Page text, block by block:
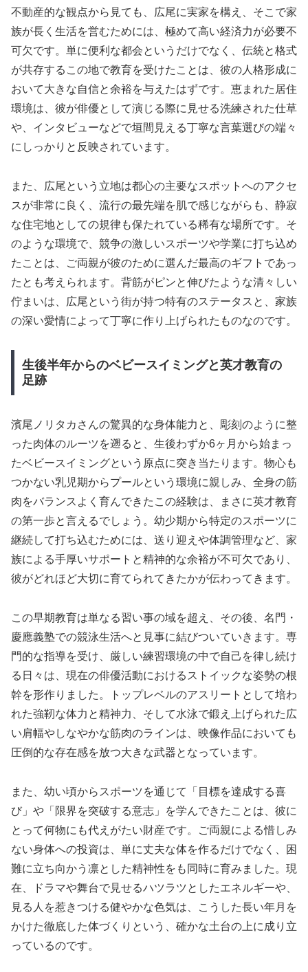
不動産的な観点から見ても、広尾に実家を構え、そこで家
族が長く生活を営むためには、極めて高い経済力が必要不
可欠です。単に便利な都会というだけでなく、伝統と格式
が共存するこの地で教育を受けたことは、彼の人格形成に
おいて大きな自信と余裕を与えたはずです。恵まれた居住
環境は、彼が俳優として演じる際に見せる洗練された仕草
や、インタビューなどで垣間見える丁寧な言葉選びの端々
にしっかりと反映されています。
また、広尾という立地は都心の主要なスポットへのアクセ
スが非常に良く、流行の最先端を肌で感じながらも、静寂
な住宅地としての規律も保たれている稀有な場所です。そ
のような環境で、競争の激しいスポーツや学業に打ち込め
たことは、ご両親が彼のために選んだ最高のギフトであっ
たとも考えられます。背筋がピンと伸びたような清々しい
佇まいは、広尾という街が持つ特有のステータスと、家族
の深い愛情によって丁寧に作り上げられたものなのです。
生後半年からのベビースイミングと英才教育の
足跡
濱尾ノリタカさんの驚異的な身体能力と、彫刻のように整
った肉体のルーツを遡ると、生後わずか6ヶ月から始まっ
たベビースイミングという原点に突き当たります。物心も
つかない乳児期からプールという環境に親しみ、全身の筋
肉をバランスよく育んできたこの経験は、まさに英才教育
の第一歩と言えるでしょう。幼少期から特定のスポーツに
継続して打ち込むためには、送り迎えや体調管理など、家
族による手厚いサポートと精神的な余裕が不可欠であり、
彼がどれほど大切に育てられてきたかが伝わってきます。
この早期教育は単なる習い事の域を超え、その後、名門・
慶應義塾での競泳生活へと見事に結びついていきます。専
門的な指導を受け、厳しい練習環境の中で自己を律し続け
る日々は、現在の俳優活動におけるストイックな姿勢の根
幹を形作りました。トップレベルのアスリートとして培わ
れた強靭な体力と精神力、そして水泳で鍛え上げられた広
い肩幅やしなやかな筋肉のラインは、映像作品においても
圧倒的な存在感を放つ大きな武器となっています。
また、幼い頃からスポーツを通じて「目標を達成する喜
び」や「限界を突破する意志」を学んできたことは、彼に
とって何物にも代えがたい財産です。ご両親による惜しみ
ない身体への投資は、単に丈夫な体を作るだけでなく、困
難に立ち向かう凛とした精神性をも同時に育みました。現
在、ドラマや舞台で見せるハツラツとしたエネルギーや、
見る人を惹きつける健やかな色気は、こうした長い年月を
かけた徹底した体づくりという、確かな土台の上に成り立
っているのです。